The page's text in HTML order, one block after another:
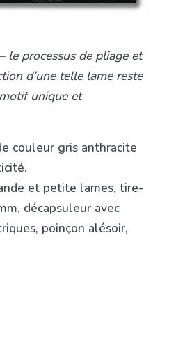
le processus de pliage et
d’une telle lame reste
unique et
couleur gris anthracite
et petite lames, tire-
décapsuleur avec
poinçon alésoir,